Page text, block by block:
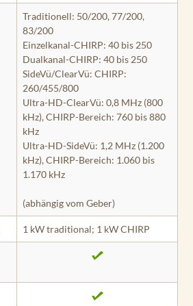
Traditionell: 50/200, 77/200,
83/200
Einzelkanal-CHIRP: 40 bis 250
Dualkanal-CHIRP: 40 bis 250
SideVü/ClearVü: CHIRP:
260/455/800
Ultra-HD-ClearVü: 0,8 MHz (800
kHz), CHIRP-Bereich: 760 bis 880
kHz
Ultra-HD-SideVü: 1,2 MHz (1.200
kHz), CHIRP-Bereich: 1.060 bis
1.170 kHz
(abhängig vom Geber)
1 kW traditional; 1 kW CHIRP